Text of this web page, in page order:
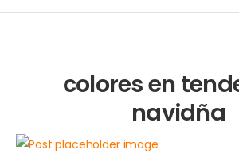
colores en
navidña